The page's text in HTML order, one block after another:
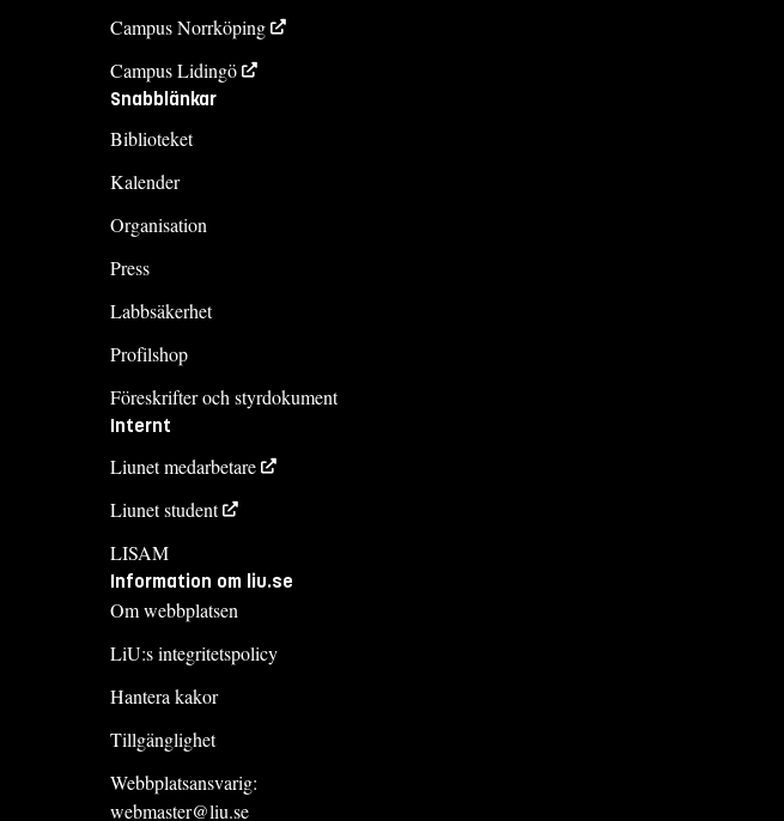
Campus Norrköping
Campus Lidingö
Snabblänkar
Biblioteket
Kalender
Organisation
Press
Labbsäkerhet
Profilshop
Föreskrifter och styrdokument
Internt
Liunet medarbetare
Liunet student
LISAM
Information om liu.se
Om webbplatsen
LiU:s integritetspolicy
Hantera kakor
Tillgänglighet
Webbplatsansvarig:
webmaster@liu.se